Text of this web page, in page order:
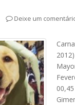
Deixe um